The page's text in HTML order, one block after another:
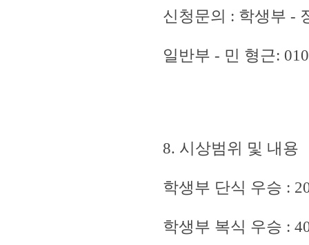
신청문의 : 학생부 -
일반부 - 민 형근:
8. 시상범위 및 내용
학생부 단식 우승 :
학생부 복식 우승 :